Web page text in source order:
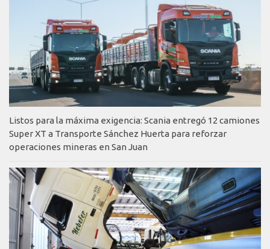
Listos para la máxima exigencia: Scania entregó 12 camiones
Super XT a Transporte Sánchez Huerta para reforzar
operaciones mineras en San Juan